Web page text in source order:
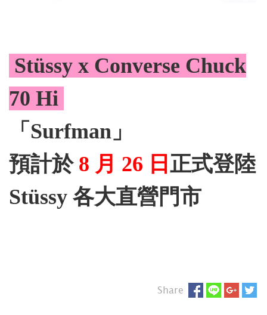
Stüssy x Converse Chuck
70 Hi
「Surfman」
預計於8 月 26 日 正式登陸
Stüssy 各大直營門市
Share